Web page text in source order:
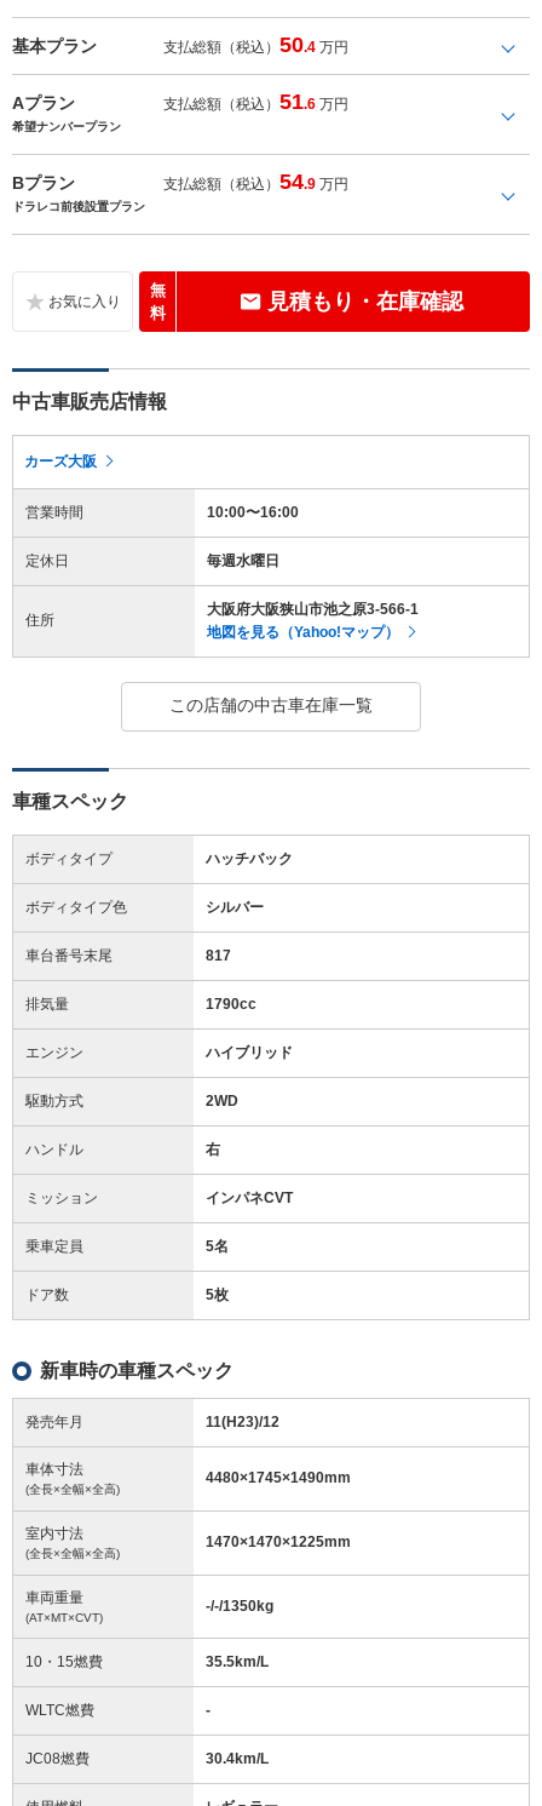
基本プラン 支払総額（税込）50.4 万円
Aプラン 支払総額（税込）51.6 万円
希望ナンバープラン
Bプラン 支払総額（税込）54.9 万円
ドラレコ前後設置プラン
無
料
見積もり・在庫確認
中古車販売店情報
カーズ大阪
営業時間 10:00〜16:00
定休日 毎週水曜日
住所
大阪府大阪狭山市池之原3-566-1
地図を見る（Yahoo!マップ）
この店舗の中古車在庫一覧
車種スペック
ボディタイプ ハッチバック
ボディタイプ色 シルバー
車台番号末尾 817
排気量 1790cc
エンジン ハイブリッド
駆動方式 2WD
ハンドル 右
ミッション インパネCVT
乗車定員 5名
ドア数 5枚
新車時の車種スペック
発売年月 11(H23)/12
車体寸法
(全長×全幅×全高)
4480×1745×1490mm
室内寸法
(全長×全幅×全高)
1470×1470×1225mm
車両重量
(AT×MT×CVT)
-/-/1350kg
10・15燃費 35.5km/L
WLTC燃費 -
JC08燃費 30.4km/L